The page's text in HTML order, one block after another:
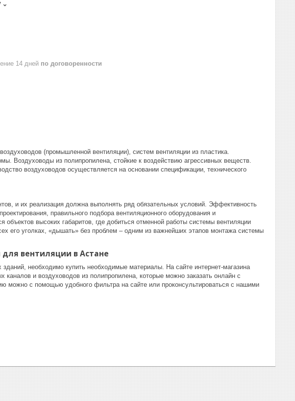
14 дней по договоренности
(промышленной вентиляции), систем вентиляции из пластика.
Воздуховоды из полипропилена, стойкие к воздействию агрессивных веществ.
воздуховодов осуществляется на основании спецификации, технического
и их реализация должна выполнять ряд обязательных условий. Эффективность
правильного подбора вентиляционного оборудования и
высоких габаритов, где добиться отменной работы системы вентиляции
его уголках, «дышать» без проблем – одним из важнейших этапов монтажа системы
вентиляции в Астане
необходимо купить необходимые материалы. На сайте интернет-магазина
и воздуховодов из полипропилена, которые можно заказать онлайн с
можно с помощью удобного фильтра на сайте или проконсультироваться с нашими